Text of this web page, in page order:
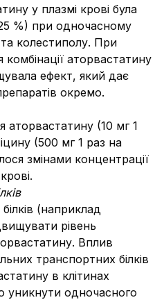
у плазмі крові була
%) при одночасному
колестиполу. При
комбінації аторвастатину
ефект, який дає
окремо.
аторвастатину (10 мг 1
(500 мг 1 раз на
змінами концентрації
(наприклад
рівень
Вплив
транспортних білків
в клітинах
уникнути одночасного